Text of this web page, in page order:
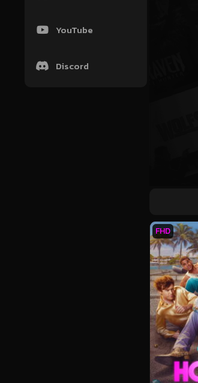
YouTube
Discord
FHD